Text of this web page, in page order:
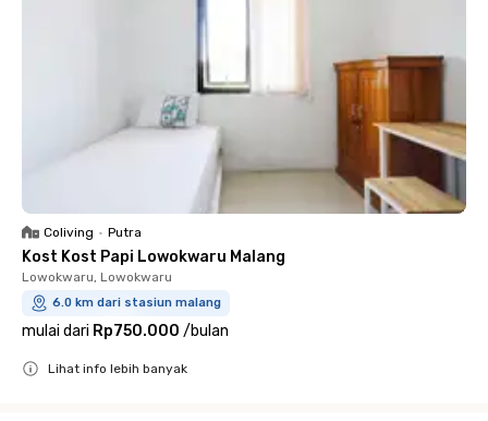
Coliving • Putra
Kost Kost Papi Lowokwaru Malang
Lowokwaru, Lowokwaru
6.0 km dari stasiun malang
mulai dari Rp750.000 /bulan
Lihat info lebih banyak